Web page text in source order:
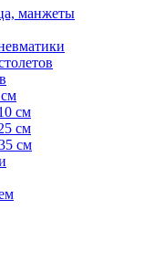
манжеты
см
см
см